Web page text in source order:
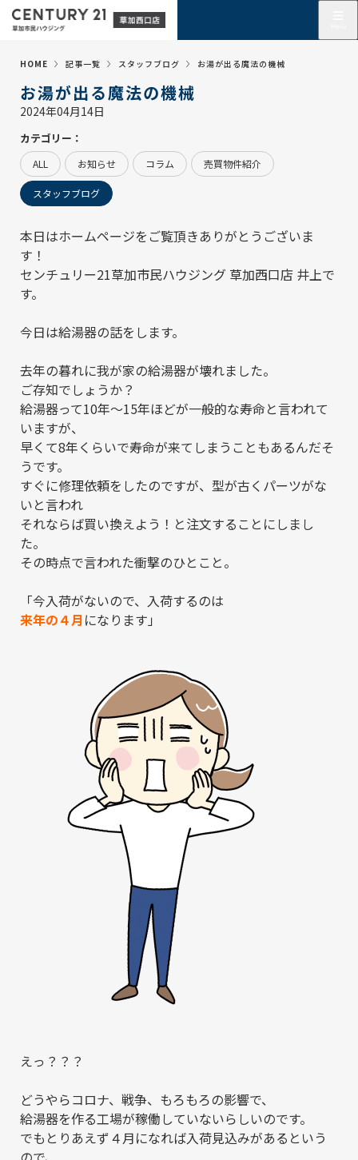
HOME 記事一覧 スタッフブログ お湯が出る魔法の機械
お湯が出る魔法の機械
2024年04月14日
カテゴリー：
ALL お知らせ コラム 売買物件紹介
スタッフブログ
本日はホームページをご覧頂きありがとうございま
す！
センチュリー21草加市民ハウジング 草加西口店 井上で
す。
今日は給湯器の話をします。
去年の暮れに我が家の給湯器が壊れました。
ご存知でしょうか？
給湯器って10年～15年ほどが一般的な寿命と言われて
いますが、
早くて8年くらいで寿命が来てしまうこともあるんだそ
うです。
すぐに修理依頼をしたのですが、型が古くパーツがな
いと言われ
それならば買い換えよう！と注文することにしまし
た。
その時点で言われた衝撃のひとこと。
「今入荷がないので、入荷するのは
来年の４月になります」
えっ？？？
どうやらコロナ、戦争、もろもろの影響で、
給湯器を作る工場が稼働していないらしいのです。
でもとりあえず４月になれば入荷見込みがあるという